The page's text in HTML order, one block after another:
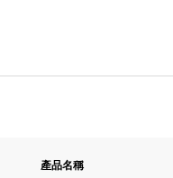
產品名稱